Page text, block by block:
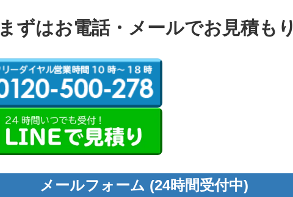
まずはお電話・メールでお見積もり
メールフォーム (24時間受付中)